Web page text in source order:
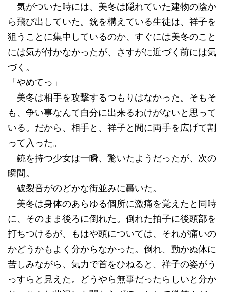
気がついた時には、美冬は隠れていた建物の陰か
ら飛び出していた。銃を構えている生徒は、祥子を
狙うことに集中しているのか、すぐには美冬のこと
には気が付かなかったが、さすがに近づく前には気
づく。
「やめてっ」
美冬は相手を攻撃するつもりはなかった。そもそ
も、争い事なんて自分に出来るわけがないと思って
いる。だから、相手と、祥子と間に両手を広げて割
って入った。
銃を持つ少女は一瞬、驚いたようだったが、次の
瞬間。
破裂音がのどかな街並みに轟いた。
美冬は身体のあらゆる個所に激痛を覚えたと同時
に、そのまま後ろに倒れた。倒れた拍子に後頭部を
打ちつけるが、もはや頭については、それが痛いの
かどうかもよく分からなかった。倒れ、動かぬ体に
苦しみながら、気力で首をひねると、祥子の姿がう
っすらと見えた。どうやら無事だったらしいと分か